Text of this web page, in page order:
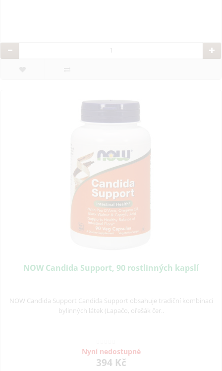
NOW Candida Support, 90 rostlinných kapslí
NOW Candida Support Candida Support obsahuje tradiční kombinaci
bylinných látek (Lapačo, ořešák čer..
Nyní nedostupné
394 Kč